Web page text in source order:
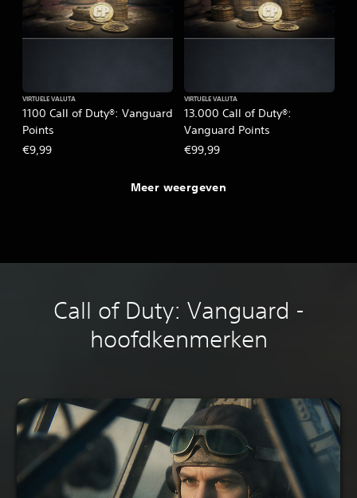
1100 Call of Duty®: Vanguard
Points
VIRTUELE VALUTA
€9,99
13.000 Call of Duty®:
Vanguard Points
VIRTUELE VALUTA
€99,99
Meer weergeven
Call of Duty: Vanguard -
hoofdkenmerken